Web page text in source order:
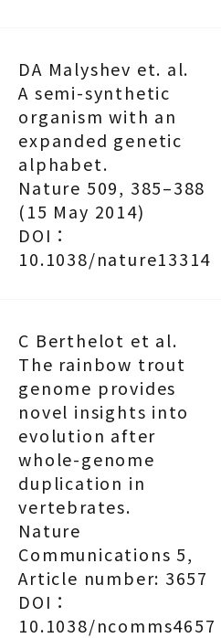
DA Malyshev et. al.
A semi-synthetic
organism with an
expanded genetic
alphabet.
Nature 509, 385–388
(15 May 2014)
DOI：
10.1038/nature13314
C Berthelot et al.
The rainbow trout
genome provides
novel insights into
evolution after
whole-genome
duplication in
vertebrates.
Nature
Communications 5,
Article number: 3657
DOI：
10.1038/ncomms4657